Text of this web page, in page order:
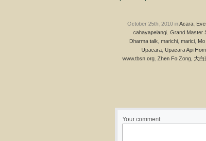
October 25th, 2010 inAcara
cahayapelangi Grand Master
Dharma talk marichi marici
Upacara Upacara Api
www.tbsn.org Zhen Fo Zong 大白
Your comment